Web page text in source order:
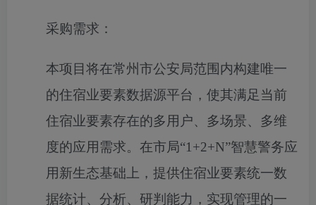
采购需求：
本项目将在常州市公安局范围内构建唯一
的住宿业要素数据源平台，使其满足当前
住宿业要素存在的多用户、多场景、多维
度的应用需求。在市局“1+2+N”智慧警务应
用新生态基础上，提供住宿业要素统一数
据统计、分析、研判能力，实现管理的一